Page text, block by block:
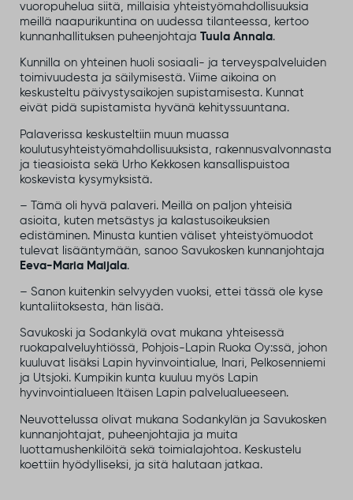
vuoropuhelua siitä, millaisia yhteistyömahdollisuuksia
meillä naapurikuntina on uudessa tilanteessa, kertoo
kunnanhallituksen puheenjohtaja Tuula Annala.
Kunnilla on yhteinen huoli sosiaali- ja terveyspalveluiden
toimivuudesta ja säilymisestä. Viime aikoina on
keskusteltu päivystysaikojen supistamisesta. Kunnat
eivät pidä supistamista hyvänä kehityssuuntana.
Palaverissa keskusteltiin muun muassa
koulutusyhteistyömahdollisuuksista, rakennusvalvonnasta
ja tieasioista sekä Urho Kekkosen kansallispuistoa
koskevista kysymyksistä.
– Tämä oli hyvä palaveri. Meillä on paljon yhteisiä
asioita, kuten metsästys ja kalastusoikeuksien
edistäminen. Minusta kuntien väliset yhteistyömuodot
tulevat lisääntymään, sanoo Savukosken kunnanjohtaja
Eeva-Maria Maijala.
– Sanon kuitenkin selvyyden vuoksi, ettei tässä ole kyse
kuntaliitoksesta, hän lisää.
Savukoski ja Sodankylä ovat mukana yhteisessä
ruokapalveluyhtiössä, Pohjois-Lapin Ruoka Oy:ssä, johon
kuuluvat lisäksi Lapin hyvinvointialue, Inari, Pelkosenniemi
ja Utsjoki. Kumpikin kunta kuuluu myös Lapin
hyvinvointialueen Itäisen Lapin palvelualueeseen.
Neuvottelussa olivat mukana Sodankylän ja Savukosken
kunnanjohtajat, puheenjohtajia ja muita
luottamushenkilöitä sekä toimialajohtoa. Keskustelu
koettiin hyödylliseksi, ja sitä halutaan jatkaa.